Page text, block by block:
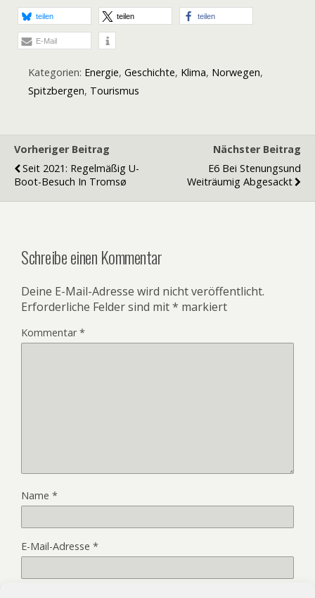
teilen teilen teilen
E-Mail
Kategorien: Energie, Geschichte, Klima, Norwegen,
Spitzbergen, Tourismus
Vorheriger Beitrag
Seit 2021: Regelmäßig U-
Boot-Besuch In Tromsø
Nächster Beitrag
E6 Bei Stenungsund
Weiträumig Abgesackt
Schreibe einen Kommentar
Deine E-Mail-Adresse wird nicht veröffentlicht.
Erforderliche Felder sind mit* markiert
Kommentar*
Name *
E-Mail-Adresse *